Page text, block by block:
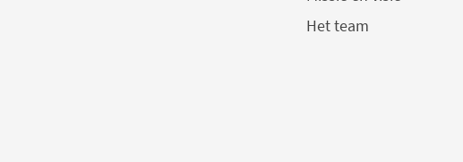
Het team